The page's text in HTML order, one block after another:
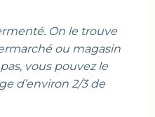
On le trouve
ou magasin
vous pouvez le
d’environ 2/3 de